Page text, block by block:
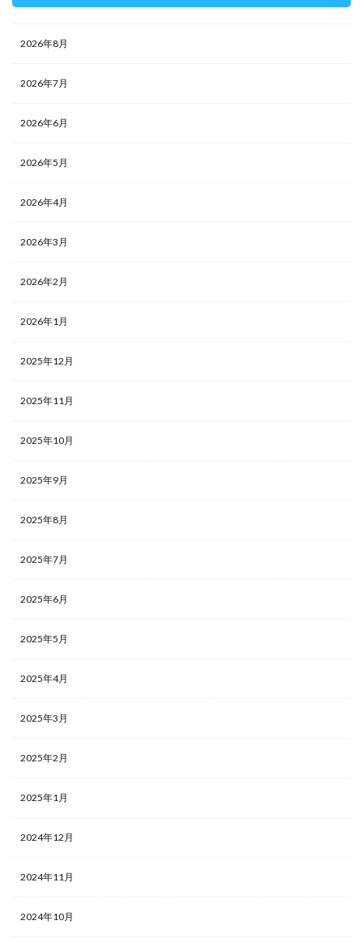
2026年8月
2026年7月
2026年6月
2026年5月
2026年4月
2026年3月
2026年2月
2026年1月
2025年12月
2025年11月
2025年10月
2025年9月
2025年8月
2025年7月
2025年6月
2025年5月
2025年4月
2025年3月
2025年2月
2025年1月
2024年12月
2024年11月
2024年10月